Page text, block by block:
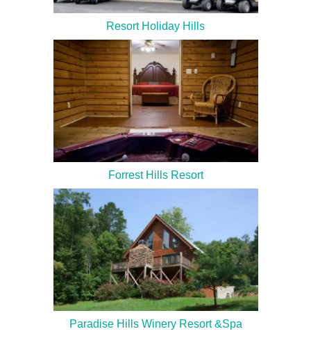
Resort Holiday Hills
Forrest Hills Resort
Paradise Hills Winery Resort &Spa